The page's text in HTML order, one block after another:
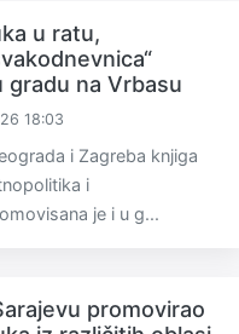
u ratu,
gradu na Vrbasu
18:03
i Zagreba knjiga
i
je i u g...
promovirao